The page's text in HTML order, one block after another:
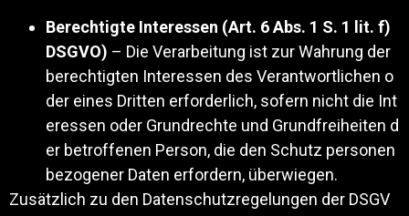
Berechtigte Interessen (Art. 6 Abs. 1 S. 1 lit. f)
DSGVO) – Die Verarbeitung ist zur Wahrung der
berechtigten Interessen des Verantwortlichen o
der eines Dritten erforderlich, sofern nicht die Int
eressen oder Grundrechte und Grundfreiheiten d
er betroffenen Person, die den Schutz personen
bezogener Daten erfordern, überwiegen.
Zusätzlich zu den Datenschutzregelungen der DSGV